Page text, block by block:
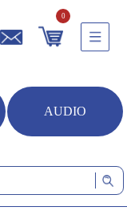
0
AUDIO
ツ